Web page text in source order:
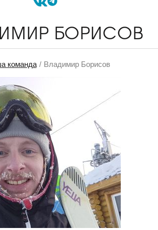
БОРИСОВ
команда Владимир Борисов